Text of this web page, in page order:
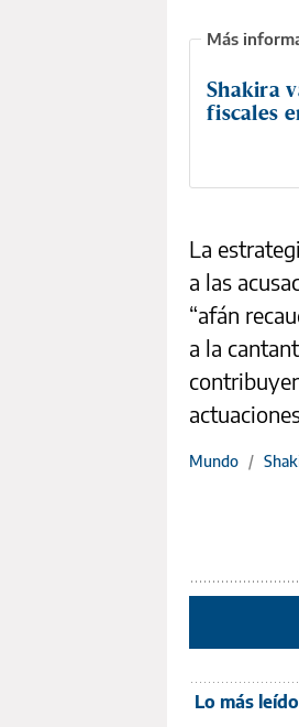
Shakira
fiscales
La
a las
“afán
a la
Mundo /
Lo más